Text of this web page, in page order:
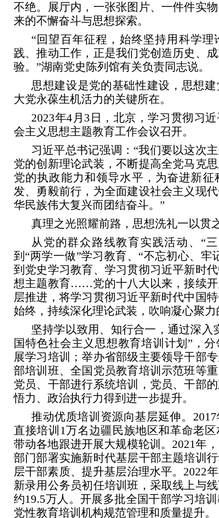
不绝。展厅内，一张张图片、一件件实
来的不懈奋斗与思想探索。
“回望百年征程，始终坚持用科学
践、推动工作，正是我们党创造历史、
验。”湖南党史陈列馆有关负责同志说。
思想建设是党的基础性建设，思想
大党永葆生机活力的关键所在。
2023年4月3日，北京，学习贯彻习
会主义思想主题教育工作会议召开。
习近平总书记强调：“我们要以这次
党的创新理论武装，不断提高全党马克
党的执政能力和领导水平，为奋进新征
发、勇毅前行，为全面建设社会主义现
华民族伟大复兴而团结奋斗。”
真理之光照耀前路，思想洗礼一以贯
从党的群众路线教育实践活动、“
到“两学一做”学习教育、“不忘初心、牢
到党史学习教育、学习贯彻习近平新时
想主题教育……党的十八大以来，接续
层推进，将学习贯彻习近平新时代中国
始终，持续深化理论武装，吹响凝心聚
坚持学以致用、知行合一，通过深入
国特色社会主义思想教育培训计划”，
展学习培训；举办省部级主要领导干部
部培训班、全国党员教育培训示范班等
党员、干部进行系统培训，党员、干部
悟力、政治执行力得到进一步提升。
推动优质培训资源向基层延伸。
直接培训1万名边疆民族地区和革命老
带动各地跟进开展大规模轮训。2021年
部门部署实施新时代基层干部主题培训
层干部素质、提升基层治理水平。2022
新录用公务员初任培训班，采取线上与
约19.5万人。开展多批全国干部学习培
党性教育培训机构规范管理和质量提升。